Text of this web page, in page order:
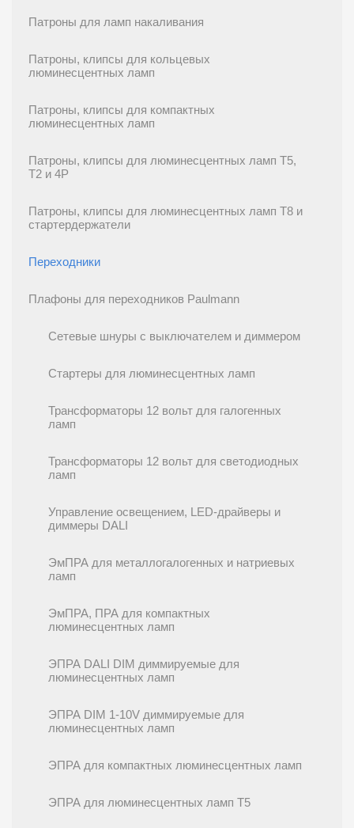
Патроны для ламп накаливания
Патроны, клипсы для кольцевых
люминесцентных ламп
Патроны, клипсы для компактных
люминесцентных ламп
Патроны, клипсы для люминесцентных ламп T5,
T2 и 4P
Патроны, клипсы для люминесцентных ламп T8 и
стартердержатели
Переходники
Плафоны для переходников Paulmann
Сетевые шнуры с выключателем и диммером
Стартеры для люминесцентных ламп
Трансформаторы 12 вольт для галогенных
ламп
Трансформаторы 12 вольт для светодиодных
ламп
Управление освещением, LED-драйверы и
диммеры DALI
ЭмПРА для металлогалогенных и натриевых
ламп
ЭмПРА, ПРА для компактных
люминесцентных ламп
ЭПРА DALI DIM диммируемые для
люминесцентных ламп
ЭПРА DIM 1-10V диммируемые для
люминесцентных ламп
ЭПРА для компактных люминесцентных ламп
ЭПРА для люминесцентных ламп T5